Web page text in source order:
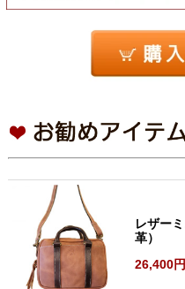
レザー
革）
26,400円